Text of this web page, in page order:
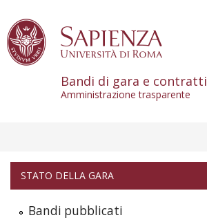
Bandi di gara e contratti
Amministrazione trasparente
STATO DELLA GARA
Bandi pubblicati